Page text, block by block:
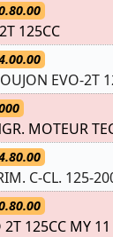
125CC
EVO-2T
MOTEUR
C-CL. 125-
125CC MY 11